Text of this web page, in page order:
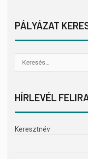
PÁLYÁZAT
HÍRLEVÉL
Keresztnév